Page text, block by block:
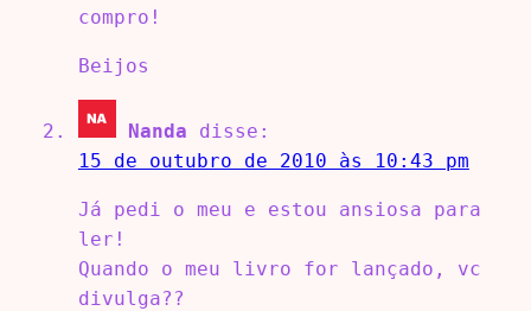
compro!
Beijos
Nanda
disse:
15 de outubro de 2010 às 10:43 pm
Já pedi o meu e estou ansiosa para
ler!
Quando o meu livro for lançado, vc
divulga??